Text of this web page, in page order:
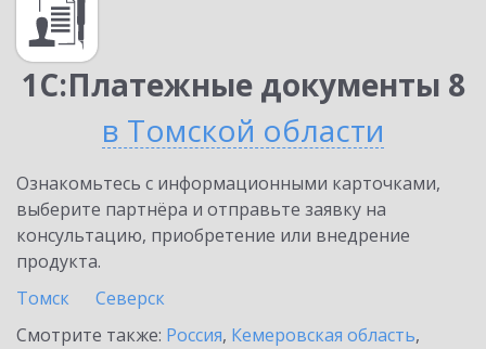
1С:Платежные документы 8
в Томской области
Ознакомьтесь с информационными карточками,
выберите партнёра и отправьте заявку на
консультацию, приобретение или внедрение
продукта.
Томск
Северск
Смотрите также: Россия, Кемеровская область,